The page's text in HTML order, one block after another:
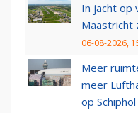
In jacht op
Maastricht
06-08-2026,
Meer
meer
op Schiphol